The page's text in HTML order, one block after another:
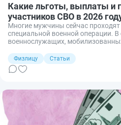
Какие льготы, выплаты и
участников СВО в 2026
Многие мужчины сейчас проходят
специальной военной операции.
военнослужащих,
поддержки. Разберем, на какие
жены участников СВО.
Физлицу
Статьи